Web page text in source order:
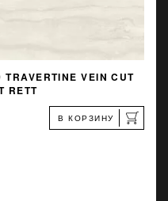
VEIN CUT
RETT
В КОРЗИНУ